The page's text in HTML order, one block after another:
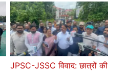
JPSC-JSSC विवाद: छात्रों की